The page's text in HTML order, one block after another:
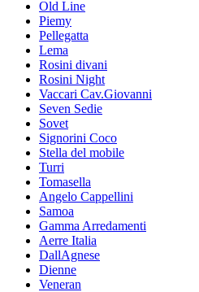
Old Line
Piemy
Pellegatta
Lema
Rosini divani
Rosini Night
Vaccari Cav.Giovanni
Seven Sedie
Sovet
Signorini Coco
Stella del mobile
Turri
Tomasella
Angelo Cappellini
Samoa
Gamma Arredamenti
Aerre Italia
DallAgnese
Dienne
Veneran